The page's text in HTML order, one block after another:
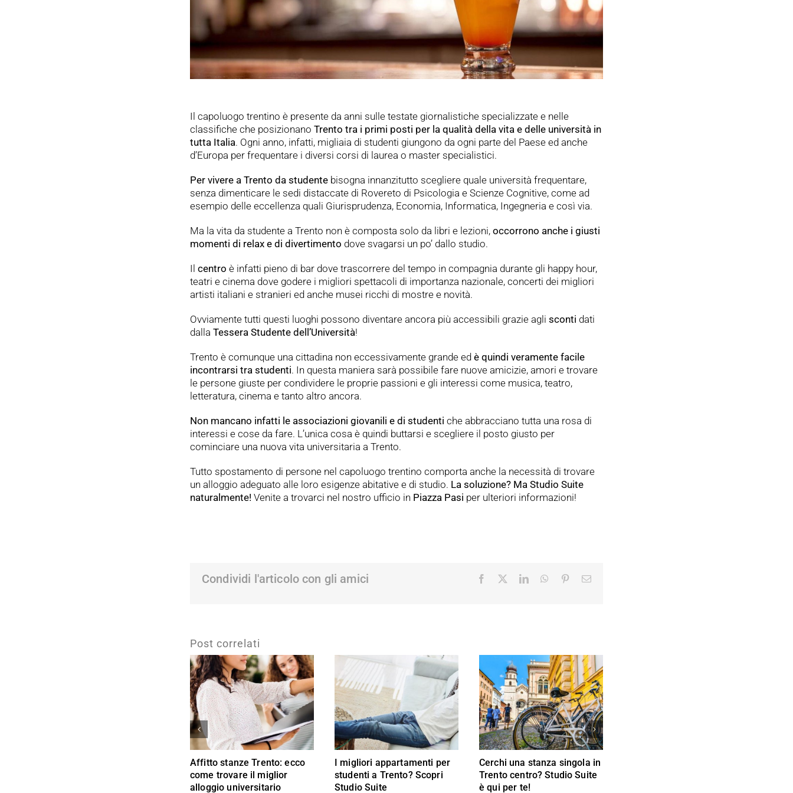
Il capoluogo trentino è presente da anni sulle testate giornalistiche specializzate e nelle
classifiche che posizionano Trento tra i primi posti per la qualità della vita e delle università in
tutta Italia. Ogni anno, infatti, migliaia di studenti giungono da ogni parte del Paese ed anche
d’Europa per frequentare i diversi corsi di laurea o master specialistici.
Per vivere a Trento da studente bisogna innanzitutto scegliere quale università frequentare,
senza dimenticare le sedi distaccate di Rovereto di Psicologia e Scienze Cognitive, come ad
esempio delle eccellenza quali Giurisprudenza, Economia, Informatica, Ingegneria e così via.
Ma la vita da studente a Trento non è composta solo da libri e lezioni, occorrono anche i giusti
momenti di relax e di divertimento dove svagarsi un po’ dallo studio.
Il centro è infatti pieno di bar dove trascorrere del tempo in compagnia durante gli happy hour,
teatri e cinema dove godere i migliori spettacoli di importanza nazionale, concerti dei migliori
artisti italiani e stranieri ed anche musei ricchi di mostre e novità.
Ovviamente tutti questi luoghi possono diventare ancora più accessibili grazie agli sconti dati
dalla Tessera Studente dell’Università!
Trento è comunque una cittadina non eccessivamente grande ed è quindi veramente facile
incontrarsi tra studenti. In questa maniera sarà possibile fare nuove amicizie, amori e trovare
le persone giuste per condividere le proprie passioni e gli interessi come musica, teatro,
letteratura, cinema e tanto altro ancora.
Non mancano infatti le associazioni giovanili e di studenti che abbracciano tutta una rosa di
interessi e cose da fare. L’unica cosa è quindi buttarsi e scegliere il posto giusto per
cominciare una nuova vita universitaria a Trento.
Tutto spostamento di persone nel capoluogo trentino comporta anche la necessità di trovare
un alloggio adeguato alle loro esigenze abitative e di studio. La soluzione? Ma Studio Suite
naturalmente! Venite a trovarci nel nostro ufficio in Piazza Pasi per ulteriori informazioni!
Condividi l'articolo con gli amici Facebook LinkedInWhatsApp
PinterestEmail
Post correlati
Affitto stanze Trento: ecco
come trovare il miglior
alloggio universitario
I migliori appartamenti per
studenti a Trento? Scopri
Studio Suite
Cerchi una stanza singola in
Trento centro? Studio Suite
è qui per te!